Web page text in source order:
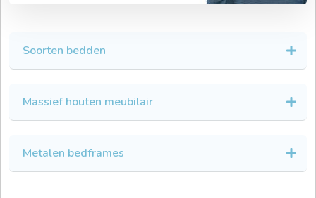
Soorten bedden
Massief houten meubilair
Metalen bedframes